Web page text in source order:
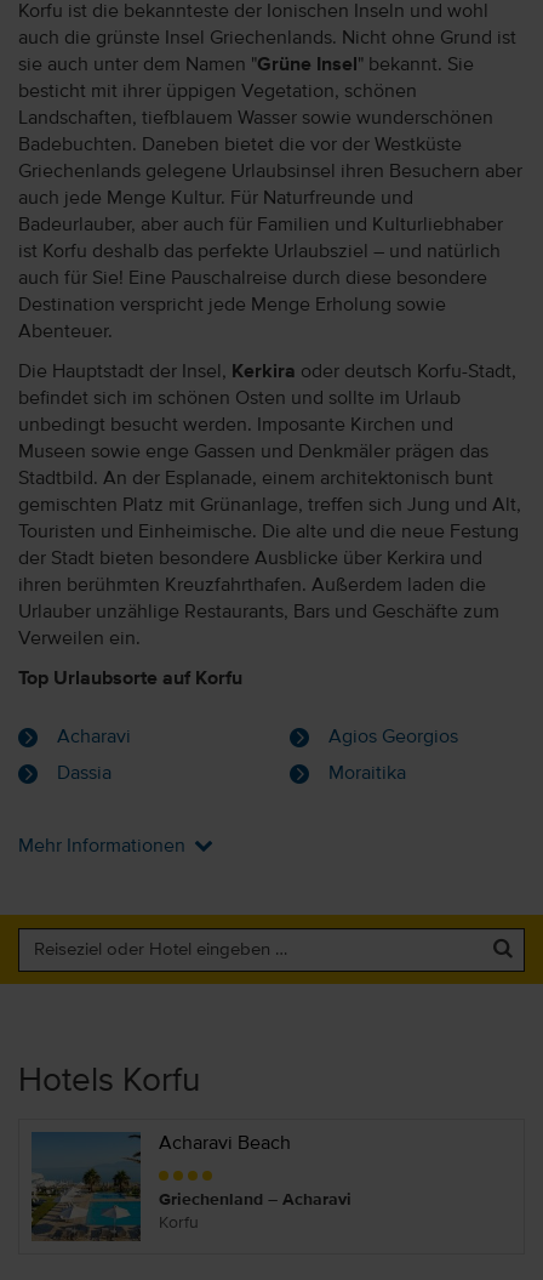
Korfu ist die bekannteste der Ionischen Inseln und wohl
auch die grünste Insel Griechenlands. Nicht ohne Grund ist
sie auch unter dem Namen "Grüne Insel " bekannt. Sie
besticht mit ihrer üppigen Vegetation, schönen
Landschaften, tiefblauem Wasser sowie wunderschönen
Badebuchten. Daneben bietet die vor der Westküste
Griechenlands gelegene Urlaubsinsel ihren Besuchern aber
auch jede Menge Kultur. Für Naturfreunde und
Badeurlauber, aber auch für Familien und Kulturliebhaber
ist Korfu deshalb das perfekte Urlaubsziel – und natürlich
auch für Sie! Eine Pauschalreise durch diese besondere
Destination verspricht jede Menge Erholung sowie
Abenteuer.
Die Hauptstadt der Insel, Kerkira oder deutsch Korfu-Stadt,
befindet sich im schönen Osten und sollte im Urlaub
unbedingt besucht werden. Imposante Kirchen und
Museen sowie enge Gassen und Denkmäler prägen das
Stadtbild. An der Esplanade, einem architektonisch bunt
gemischten Platz mit Grünanlage, treffen sich Jung und Alt,
Touristen und Einheimische. Die alte und die neue Festung
der Stadt bieten besondere Ausblicke über Kerkira und
ihren berühmten Kreuzfahrthafen. Außerdem laden die
Urlauber unzählige Restaurants, Bars und Geschäfte zum
Verweilen ein.
Top Urlaubsorte auf Korfu
Acharavi
Agios Georgios
Dassia
Moraitika
Mehr Informationen
Hotels Korfu
Acharavi Beach
Griechenland – Acharavi
Korfu